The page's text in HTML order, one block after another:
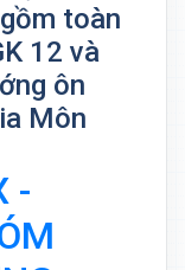
toàn
12 và
ôn
Môn
-